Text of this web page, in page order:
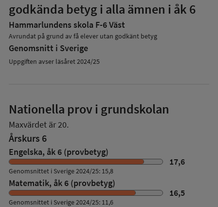
godkända betyg i alla ämnen i åk 6
Hammarlundens skola F-6 Väst
Avrundat på grund av få elever utan godkänt betyg
Genomsnitt i Sverige
Uppgiften avser läsåret 2024/25
Nationella prov i grundskolan
Maxvärdet är 20.
Årskurs 6
Engelska, åk 6 (provbetyg)
17,6
Genomsnittet i Sverige 2024/25: 15,8
Matematik, åk 6 (provbetyg)
16,5
Genomsnittet i Sverige 2024/25: 11,6